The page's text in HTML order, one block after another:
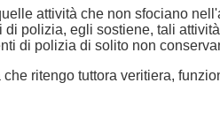
attività che non sfociano
polizia, egli sostiene, tali
di polizia di solito non
ritengo tuttora veritiera,